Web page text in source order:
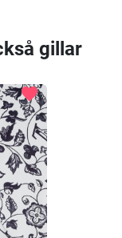
gillar
favorite